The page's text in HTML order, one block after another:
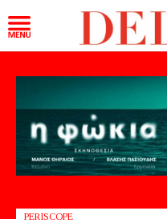
PERISCOPE